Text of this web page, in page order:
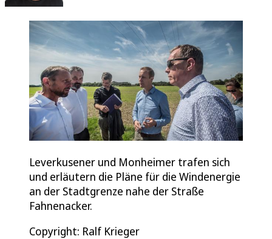
Leverkusener und Monheimer trafen sich
und erläutern die Pläne für die Windenergie
an der Stadtgrenze nahe der Straße
Fahnenacker.
Copyright: Ralf Krieger